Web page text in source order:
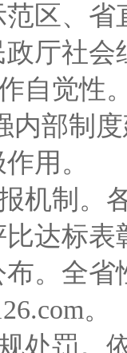
区、省
政厅社会
觉性。
内部制
用。
制。各
达标
。全省
。
罚。依